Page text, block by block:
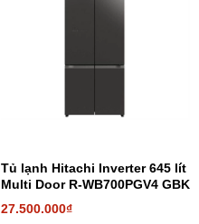
Tủ lạnh Hitachi Inverter 645 lít
Multi Door R-WB700PGV4 GBK
27.500.000₫